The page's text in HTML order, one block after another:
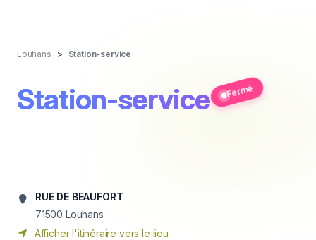
Louhans Station-service
Station-service Fermé
RUE DE BEAUFORT
71500 Louhans
Afficher l'itinéraire vers le lieu